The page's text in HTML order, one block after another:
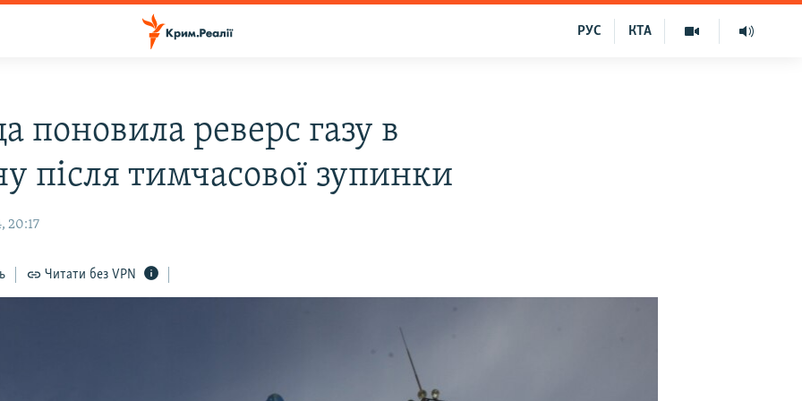
КТА
РУС
поновила реверс газу в
після тимчасової зупинки
20:17
Читати без VPN